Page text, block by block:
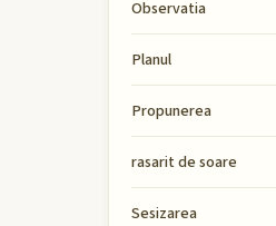
Observatia
Planul
Propunerea
rasarit de soare
Sesizarea